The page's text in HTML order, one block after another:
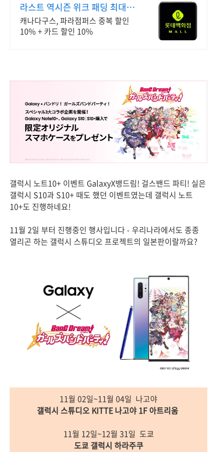
라스트 역시즌 위크 패딩 최대
74% 할인
캐나다구스, 파라점퍼스 중복 할인
10% + 카드 할인 10%
갤럭시 노트10+ 이벤트 GalaxyX뱅드림! 걸스밴드 파티! 실은
갤럭시 S10과 S10+ 때도 했던 이벤트였는데 갤럭시 노트
10+도 진행하네요!
11월 2일 부터 진행중인 행사입니다 - 우리나라에서도 종종
열리곤 하는 갤럭시 스튜디오 프로젝트의 일본판이랄까요?
11월 02일~11월 04일 나고야
갤럭시 스튜디오 KITTE 나고야 1F 아트리움
11월 12일~12월 31일 도쿄
도쿄 갤럭시 하라주쿠